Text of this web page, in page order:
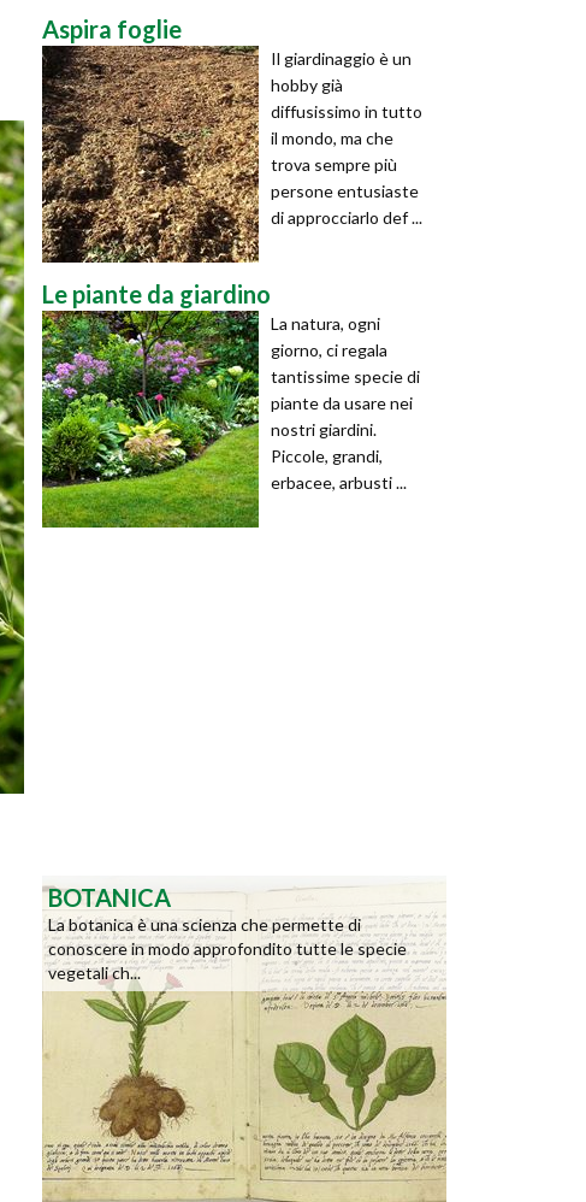
Aspira foglie
Il giardinaggio è un
hobby già
diffusissimo in tutto
il mondo, ma che
trova sempre più
persone entusiaste
di approcciarlo def ...
Le piante da giardino
La natura, ogni
giorno, ci regala
tantissime specie di
piante da usare nei
nostri giardini.
Piccole, grandi,
erbacee, arbusti ...
BOTANICA
La botanica è una scienza che permette di
conoscere in modo approfondito tutte le specie
vegetali ch...